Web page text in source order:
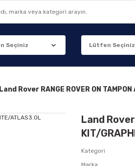
Land Rover RANGE ROVER ON
Land Rover
KIT/
Kategori
Marka